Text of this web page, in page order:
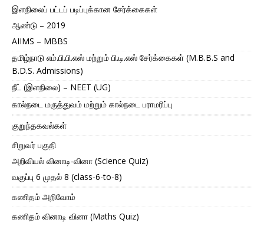
இளநிலைப் பட்டப் படிப்புக்கான சேர்க்கைகள்
ஆண்டு – 2019
AIIMS – MBBS
தமிழ்நாடு எம்.பி.பி.எஸ் மற்றும் பி.டி.எஸ் சேர்க்கைகள் (M.B.B.S and
B.D.S. Admissions)
நீட் (இளநிலை) – NEET (UG)
கால்நடை மருத்துவம் மற்றும் கால்நடை பராமரிப்பு
குறுந்தகவல்கள்
சிறுவர் பகுதி
அறிவியல் வினாடி-வினா (Science Quiz)
வகுப்பு 6 முதல் 8 (class-6-to-8)
கணிதம் அறிவோம்
கணிதம் வினாடி வினா (Maths Quiz)